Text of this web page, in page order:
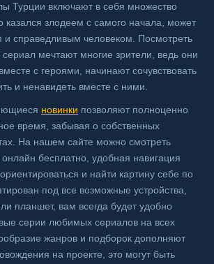
Турции включают в себя множество
казался злодеем с самого начала, может
и справедливым человеком. Посмотреть
мечтают многие зрители, ведь они
с героями, начинают сочувствовать
и ненавидеть вместе с ними.
новинки позволяют полноценно
время, забывая о собственных
На нашем сайте можно смотреть
бесплатно, удобная навигация
и найти картину себе по
под все возможные устройства,
планшет, вам всегда будет удобно
серии любимых сериалов на всех
жанров и подборок дополняют
на проекте, это могут быть